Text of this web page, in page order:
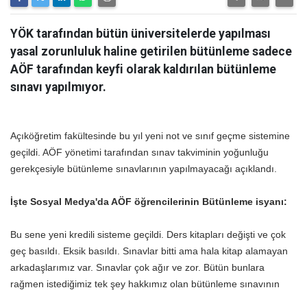
YÖK tarafından bütün üniversitelerde yapılması
yasal zorunluluk haline getirilen bütünleme sadece
AÖF tarafından keyfi olarak kaldırılan bütünleme
sınavı yapılmıyor.
Açıköğretim fakültesinde bu yıl yeni not ve sınıf geçme sistemine
geçildi. AÖF yönetimi tarafından sınav takviminin yoğunluğu
gerekçesiyle bütünleme sınavlarının yapılmayacağı açıklandı.
İşte Sosyal Medya'da AÖF öğrencilerinin Bütünleme isyanı:
Bu sene yeni kredili sisteme geçildi. Ders kitapları değişti ve çok
geç basıldı. Eksik basıldı. Sınavlar bitti ama hala kitap alamayan
arkadaşlarımız var. Sınavlar çok ağır ve zor. Bütün bunlara
rağmen istediğimiz tek şey hakkımız olan bütünleme sınavının